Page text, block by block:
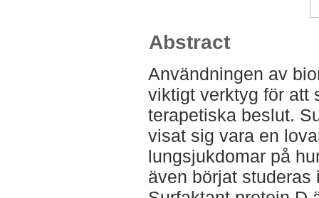
Abstract
Användningen av
viktigt verktyg för att
terapetiska beslut.
visat sig vara en
lungsjukdomar på
även börjat